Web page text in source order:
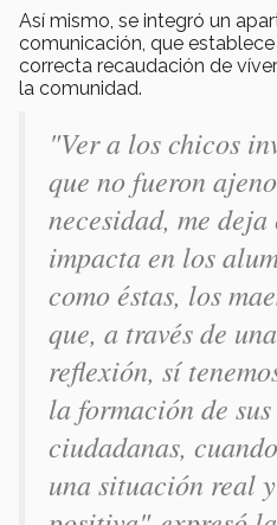
Así mismo, se integró un
comunicación, que
correcta recaudación de
la comunidad.
"Ver a los chicos
que no fueron
necesidad, me
impacta en los
como éstas, los
que, a través de
reflexión, sí
la formación de
ciudadanas,
una situación real